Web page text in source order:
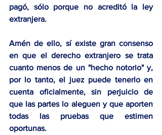
pagó, sólo porque no acreditó la ley
extranjera.
Amén de ello, sí existe gran consenso
en que el derecho extranjero se trata
cuanto menos de un "hecho notorio" y,
por lo tanto, el juez puede tenerlo en
cuenta oficialmente, sin perjuicio de
que las partes lo aleguen y que aporten
todas las pruebas que estimen
oportunas.